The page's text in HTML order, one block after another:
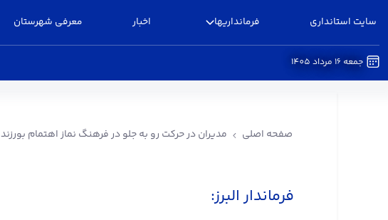
سایت استانداری فرمانداریها اخبار معرفی شهرستان
جمعه 16 مرداد 1405
صفحه اصلی مدیران در حرکت رو به جلو در فرهنگ نماز اهتمام بورزند
فرماندار البرز: